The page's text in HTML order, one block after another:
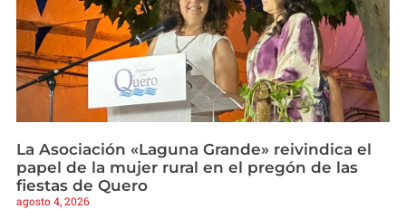
La Asociación «Laguna Grande» reivindica el
papel de la mujer rural en el pregón de las
fiestas de Quero
agosto 4, 2026